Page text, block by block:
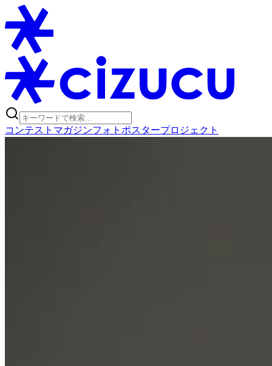
コンテスト マガジンフォトポスタープロジェクト